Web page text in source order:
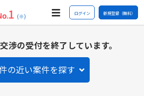
(※) ログイン 新規登録（無料）
渉の受付を終了しています。
の近い案件を探す